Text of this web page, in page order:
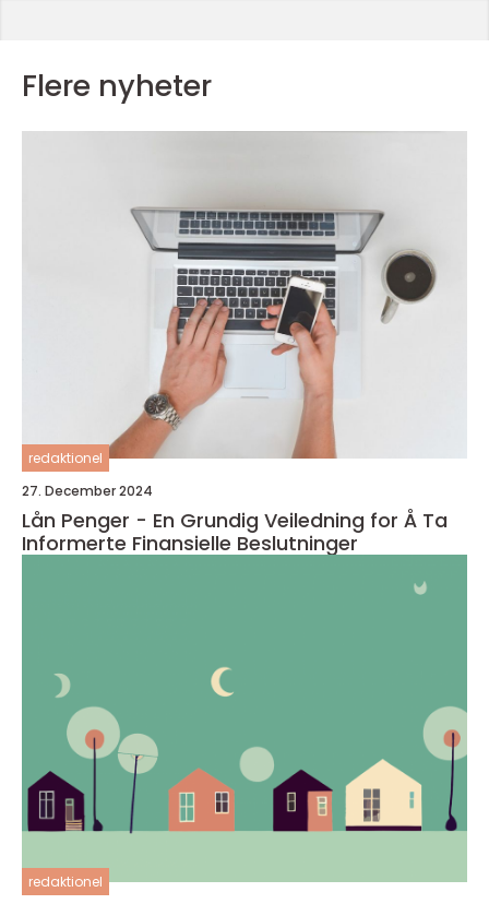
Flere nyheter
redaktionel
27. December 2024
Lån Penger - En Grundig Veiledning for Å Ta
Informerte Finansielle Beslutninger
redaktionel